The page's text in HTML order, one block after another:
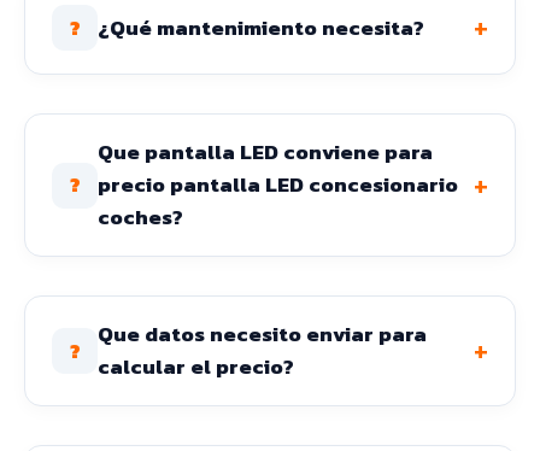
? ¿Qué mantenimiento necesita? +
?
Que pantalla LED conviene para
precio pantalla LED concesionario
coches?
+
?
Que datos necesito enviar para
calcular el precio?
+